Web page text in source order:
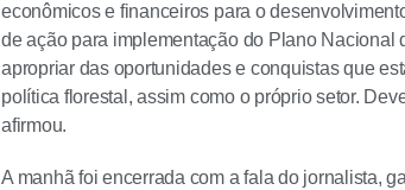
econômicos e financeiros para o
de ação para implementação do Plano Nacional
apropriar das oportunidades e conquistas que
política florestal, assim como o próprio setor.
afirmou.
A manhã foi encerrada com a fala do jornalista,